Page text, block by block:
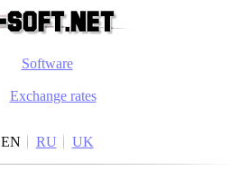
Software
Exchange rates
EN RU UK